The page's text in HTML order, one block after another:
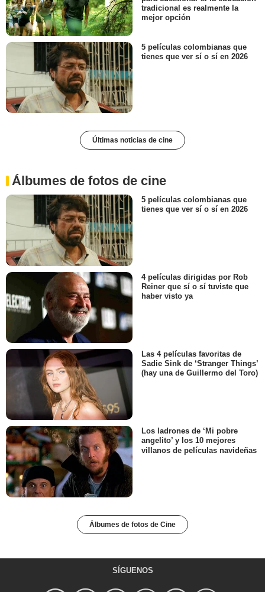
tradicional es realmente la
mejor opción
5 películas colombianas que
tienes que ver sí o sí en 2026
Últimas noticias de cine
Álbumes de fotos de cine
5 películas colombianas que
tienes que ver sí o sí en 2026
4 películas dirigidas por Rob
Reiner que sí o sí tuviste que
haber visto ya
Las 4 películas favoritas de
Sadie Sink de ‘Stranger Things’
(hay una de Guillermo del Toro)
Los ladrones de ‘Mi pobre
angelito’ y los 10 mejores
villanos de películas navideñas
Álbumes de fotos de Cine
SÍGUENOS